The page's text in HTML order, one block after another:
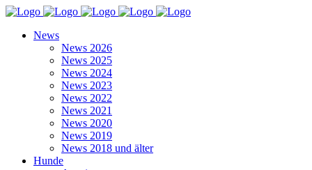
News
News 2026
News 2025
News 2024
News 2023
News 2022
News 2021
News 2020
News 2019
News 2018 und älter
Hunde